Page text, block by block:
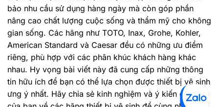
bảo nhu cầu sử dụng hàng ngày mà còn góp phần
nâng cao chất lượng cuộc sống và thẩm mỹ cho không
gian sống. Các hãng như TOTO, Inax, Grohe, Kohler,
American Standard và Caesar đều có những ưu điểm
riêng, phù hợp với các phân khúc khách hàng khác
nhau. Hy vọng bài viết này đã cung cấp những thông
tin hữu ích để bạn có thể lựa chọn được thiết bị vệ sinh
ưng ý nhất. Hãy chia sẻ kinh nghiệm và ý kiến cá nhân